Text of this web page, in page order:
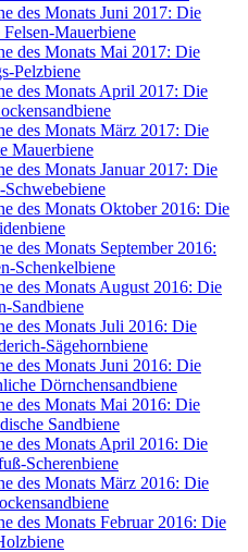
des Monats Juni 2017: Die
Mauerbiene
des Monats Mai 2017: Die
Pelzbiene
des Monats April 2017: Die
des Monats März 2017: Die
Mauerbiene
des Monats Januar 2017: Die
Schwebebiene
des Monats Oktober 2016: Die
des Monats September 2016:
Schenkelbiene
des Monats August 2016: Die
Sandbiene
des Monats Juli 2016: Die
Sägehornbiene
des Monats Juni 2016: Die
Dörnchensandbiene
des Monats Mai 2016: Die
Sandbiene
des Monats April 2016: Die
Scherenbiene
des Monats März 2016: Die
des Monats Februar 2016: Die